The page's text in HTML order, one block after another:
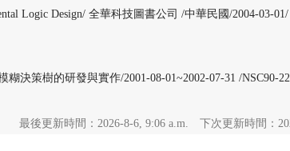
Logic Design/ 全華科技圖書公司 /中華民國/2004-03-
決策樹的研發與實作/2001-08-01~2002-07-31 /NSC90-
最後更新時間：2026-8-6, 9:06 a.m. 下次更新時間：